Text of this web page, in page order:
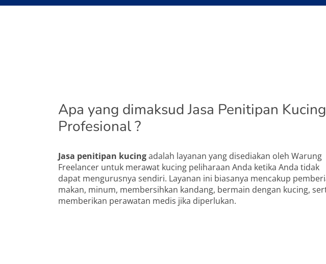
Apa yang dimaksud Jasa Penitipan Kucing
Profesional ?
Jasa penitipan kucingadalah layanan yang disediakan oleh Warung
Freelancer untuk merawat kucing peliharaan Anda ketika Anda tidak
dapat mengurusnya sendiri. Layanan ini biasanya mencakup
makan, minum, membersihkan kandang, bermain dengan kucing,
memberikan perawatan medis jika diperlukan.